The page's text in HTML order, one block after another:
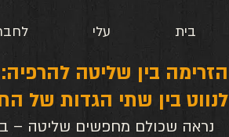
בית עלי
לנווט בין שתי הגדות של
נראה שכולם מחפשים שליטה –